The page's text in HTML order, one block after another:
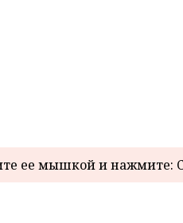
ее мышкой и нажмите: